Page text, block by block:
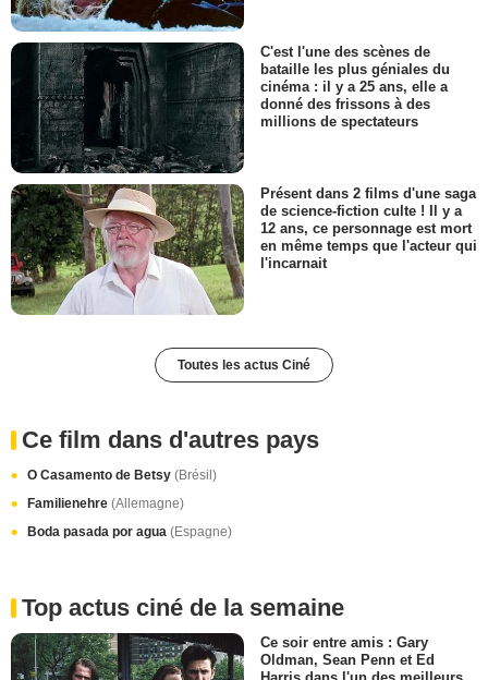
C'est l'une des scènes de
bataille les plus géniales du
cinéma : il y a 25 ans, elle a
donné des frissons à des
millions de spectateurs
Présent dans 2 films d'une saga
de science-fiction culte ! Il y a
12 ans, ce personnage est mort
en même temps que l'acteur qui
l'incarnait
Toutes les actus Ciné
Ce film dans d'autres pays
O Casamento de Betsy (Brésil)
Familienehre (Allemagne)
Boda pasada por agua (Espagne)
Top actus ciné de la semaine
Ce soir entre amis : Gary
Oldman, Sean Penn et Ed